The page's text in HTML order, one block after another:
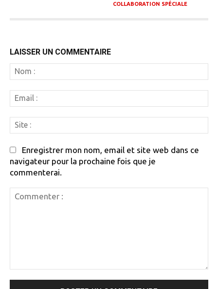
COLLABORATION SPÉCIALE
LAISSER UN COMMENTAIRE
:
:
:
Enregistrer mon nom, email et site web dans ce
navigateur pour la prochaine fois que je
commenterai.